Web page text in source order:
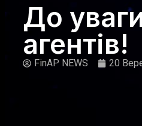
До
агентів!
FinAP NEWS 20